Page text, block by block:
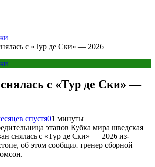
с «Тур де Ски» — 2026
с «Тур де Ски» —
спустя01 минуты
этапов Кубка мира шведская
снялась с «Тур де Ски» — 2026 из-
об этом сообщил тренер сборной